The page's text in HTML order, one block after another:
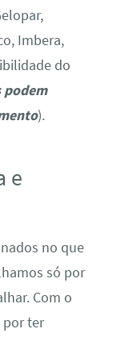
Imbera,
do
podem
).
e
no que
só por
Com o
ter